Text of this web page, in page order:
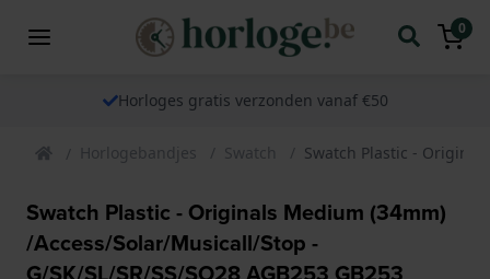
0
Horloges gratis verzonden vanaf €50
Horlogebandjes Swatch Swatch Plastic -
Swatch Plastic - Originals Medium (34mm)
/Access/Solar/Musicall/Stop -